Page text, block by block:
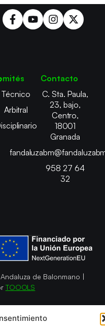
Técnico
Arbitral
Contacto
C. Sta. Paula,
23, bajo,
Centro,
18001
Granada
958 27 64
32
de Balonmano |
TOOOLS
de Cookies
de Accesibilidad